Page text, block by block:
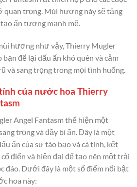
quan trọng. Mùi hương này sẽ tăng
ấn tượng mạnh mẽ.
hương như vậy, Thierry Mugler
bạn để lại dấu ấn khó quên và cảm
và sang trọng trong mọi tình huống.
của nước hoa Thierry
Angel Fantasm thể hiện một
trọng và đầy bí ẩn. Đây là một
ấn của sự táo bạo và cá tính, kết
điển và hiện đại để tạo nên một trải
đáo. Dưới đây là một số điểm nổi bật
hoa này: